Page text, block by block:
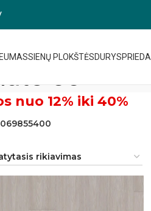
SIENŲ PLOKŠTĖSDURYSPRIEDAI
55
nuo 12% iki 40%